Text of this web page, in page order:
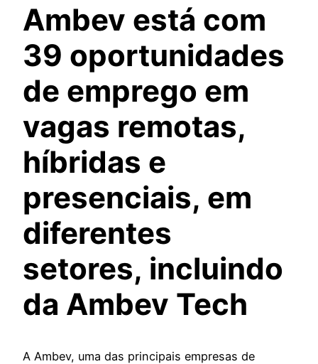
Ambev está com
39 oportunidades
de emprego em
vagas remotas,
híbridas e
presenciais, em
diferentes
setores, incluindo
da Ambev Tech
A Ambev, uma das principais empresas de